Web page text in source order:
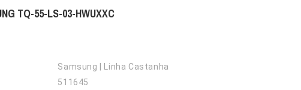
TQ-55-LS-03-HWUXXC
Samsung | Linha Castanha
511645